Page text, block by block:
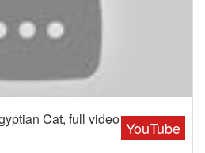
YouTube
Cat, full video